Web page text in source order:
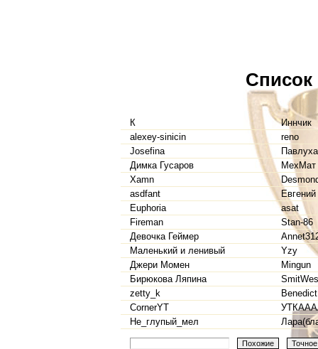
Список
К
Иннчик
alexey-sinicin
reno
Josefina
Павлуха
Димка Гусаров
МехМат
Xamn
asdfant
Euphoria
asat
Fireman
Stan-86
Девочка Геймер
Маленький и ленивый
Yzy
Джери Момен
Mingun
Бирюкова Ляпина
zetty_k
Benedict
CornerYT
Не_глупый_мел